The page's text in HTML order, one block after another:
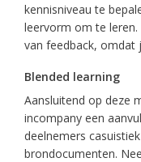
kennisniveau te
leervorm om te
van feedback, omdat
Blended learning
Aansluitend op deze
incompany een
deelnemers
brondocumenten.